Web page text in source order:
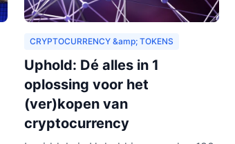
CRYPTOCURRENCY &amp; TOKENS
Uphold: Dé alles in 1
oplossing voor het
(ver)kopen van
cryptocurrency